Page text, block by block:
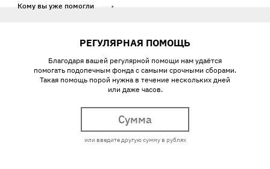
Кому вы уже помогли
РЕГУЛЯРНАЯ ПОМОЩЬ
Благодаря вашей регулярной помощи нам удаётся
помогать подопечным фонда с самыми срочными сборами.
Такая помощь порой нужна в течение нескольких дней
или даже часов.
или введите другую сумму в рублях